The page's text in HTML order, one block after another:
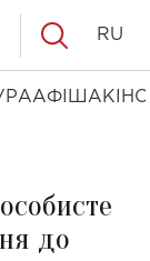
АФІША КІНО
RU
до